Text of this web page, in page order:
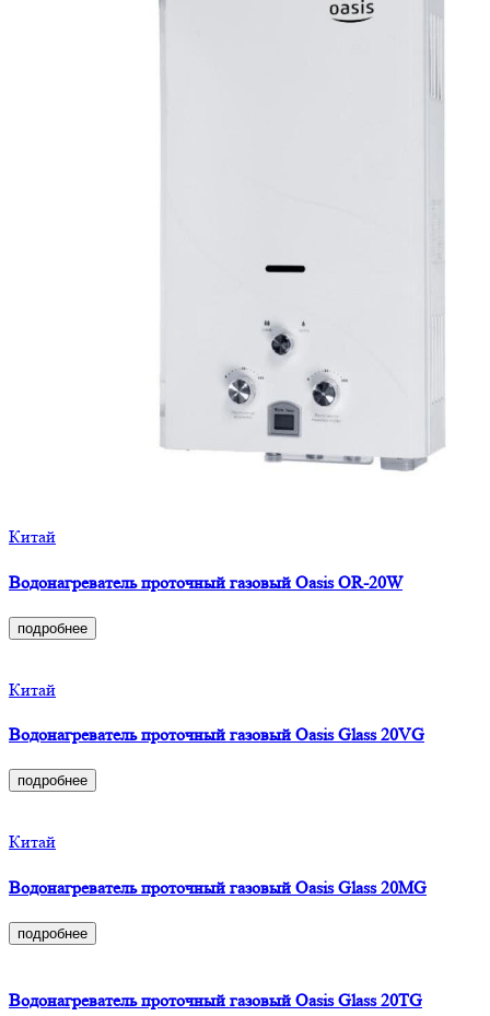
Китай
Водонагреватель проточный газовый Oasis OR-20W
подробнее
Китай
Водонагреватель проточный газовый Oasis Glass 20VG
подробнее
Китай
Водонагреватель проточный газовый Oasis Glass 20MG
подробнее
Водонагреватель проточный газовый Oasis Glass 20TG